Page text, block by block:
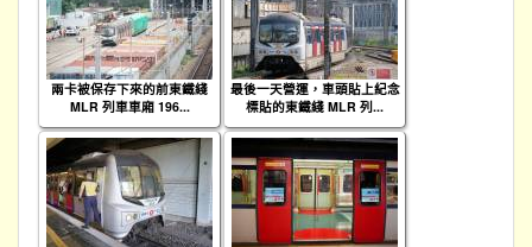
兩卡被保存下來的前東鐵綫
MLR 列車車廂 196...
最後一天營運，車頭貼上紀念
標貼的東鐵綫 MLR 列...